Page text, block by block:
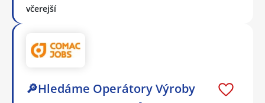
včerejší
🔎Hledáme Operátory Výroby